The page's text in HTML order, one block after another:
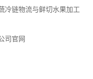
冷链物流与鲜切水果加工
司官网